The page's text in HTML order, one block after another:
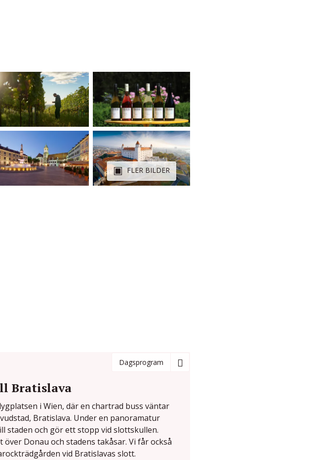
FLER BILDER
Dagsprogram
Bratislava
i Wien, där en chartrad buss väntar
Bratislava. Under en panoramatur
staden och gör ett stopp vid slottskullen.
Donau och stadens takåsar. Vi får också
vid Bratislavas slott.